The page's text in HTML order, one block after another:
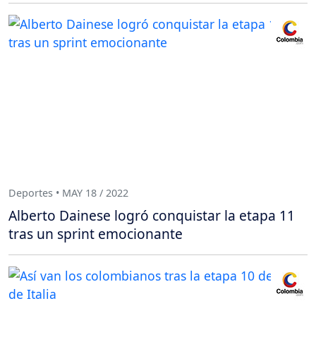
Deportes • MAY 18 / 2022
Alberto Dainese logró conquistar la etapa 11
tras un sprint emocionante